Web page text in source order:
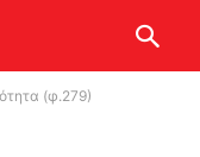
(φ.279)